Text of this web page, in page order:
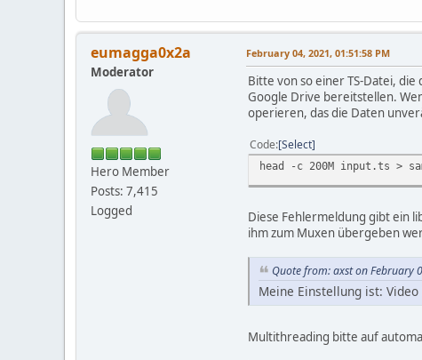
eumagga0x2a
Moderator
Hero Member
Posts: 7,415
Logged
February 04, 2021, 01:51:58 PM
Bitte von so einer TS-Datei,
Google Drive bereitstellen.
operieren, das die Daten
Code Select
head -c 200M input.ts >
Diese Fehlermeldung gibt ein
ihm zum Muxen übergeben
Quote from: axst on February
Meine Einstellung ist:
Multithreading bitte auf